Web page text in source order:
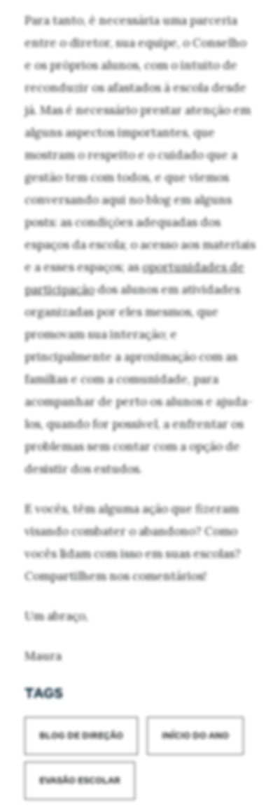
Para tanto, é necessária uma parceria
entre o diretor, sua equipe, o Conselho
e os próprios alunos, com o intuito de
reconduzir os afastados à escola desde
já. Mas é necessário prestar atenção em
alguns aspectos importantes, que
mostram o respeito e o cuidado que a
gestão tem com todos, e que viemos
conversando aqui no blog em alguns
posts: as condições adequadas dos
espaços da escola; o acesso aos materiais
e a esses espaços; asoportunidades de
participaçãodos alunos em atividades
organizadas por eles mesmos, que
promovam sua interação; e
principalmente a aproximação com as
famílias e com a comunidade, para
acompanhar de perto os alunos e ajuda-
los, quando for possível, a enfrentar os
problemas sem contar com a opção de
desistir dos estudos.
E vocês, têm alguma ação que fizeram
visando combater o abandono? Como
vocês lidam com isso em suas escolas?
Compartilhem nos comentários!
Um abraço,
Maura
TAGS
BLOG DE DIREÇÃO INÍCIO DO ANO
EVASÃO ESCOLAR